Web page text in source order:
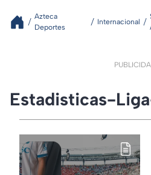
Azteca
Deportes
Internacional
Estadisticas-